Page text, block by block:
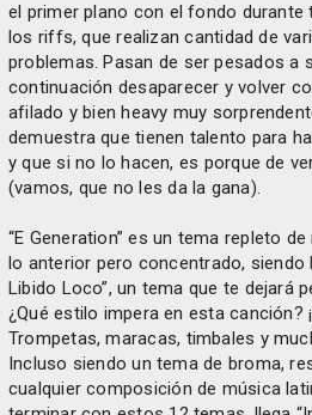
el primer plano con el fondo
los riffs, que realizan cantidad de
problemas. Pasan de ser pesados a
continuación desaparecer y volver
afilado y bien heavy muy
demuestra que tienen talento para
y que si no lo hacen, es porque de
(vamos, que no les da la gana).
“E Generation” es un tema repleto
lo anterior pero concentrado, siendo
Libido Loco”, un tema que te dejará
¿Qué estilo impera en esta canción?
Trompetas, maracas, timbales y
Incluso siendo un tema de broma,
cualquier composición de música